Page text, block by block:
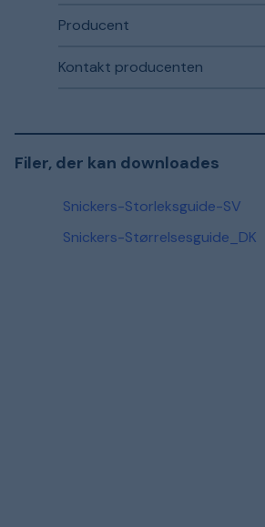
Producent
Kontakt producenten
Filer, der kan downloades
Snickers-Storleksguide-SV
Snickers-Størrelsesguide_DK